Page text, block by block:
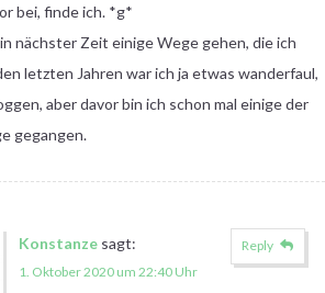
bei, finde ich. *g*
nächster Zeit einige Wege gehen, die ich
letzten Jahren war ich ja etwas wanderfaul,
aber davor bin ich schon mal einige der
gegangen.
Konstanze sagt:
1. Oktober 2020 um 22:40 Uhr
Reply